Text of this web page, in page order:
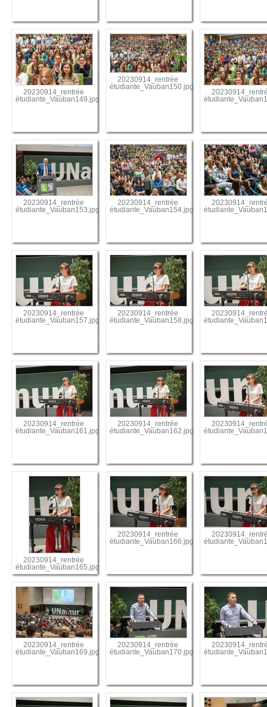
20230914_rentrée
étudiante_Vauban149.jpg
20230914_rentrée
étudiante_Vauban150.jpg
20230914_rentrée
étudiante_Vauban153.jpg
20230914_rentrée
étudiante_Vauban154.jpg
20230914_rentrée
étudiante_Vauban157.jpg
20230914_rentrée
étudiante_Vauban158.jpg
20230914_rentrée
étudiante_Vauban161.jpg
20230914_rentrée
étudiante_Vauban162.jpg
20230914_rentrée
étudiante_Vauban165.jpg
20230914_rentrée
étudiante_Vauban166.jpg
20230914_rentrée
étudiante_Vauban169.jpg
20230914_rentrée
étudiante_Vauban170.jpg